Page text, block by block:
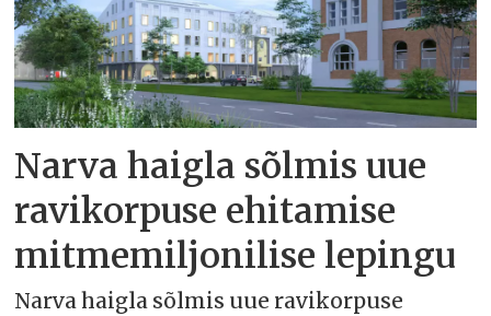
Narva haigla sõlmis uue
ravikorpuse ehitamise
mitmemiljonilise lepingu
Narva haigla sõlmis uue ravikorpuse